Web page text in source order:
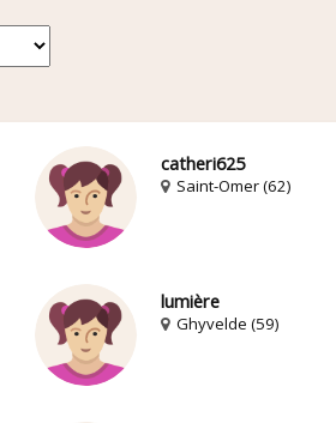
catheri625
Saint-Omer (62)
lumière
Ghyvelde (59)